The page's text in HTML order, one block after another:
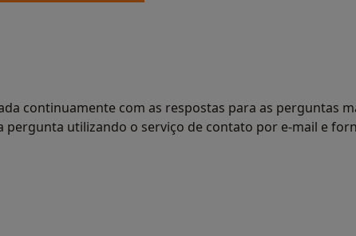
continuamente com as respostas para as perguntas
utilizando o serviço de contato por e-mail e